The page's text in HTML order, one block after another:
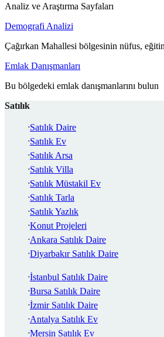
Analiz ve Araştırma Sayfaları
Demografi Analizi
Çağırkan Mahallesi bölgesinin nüfus,
Emlak Danışmanları
Bu bölgedeki emlak danışmanlarını bulun
Satılık
Satılık Daire
Satılık Ev
Satılık Arsa
Satılık Villa
Satılık Müstakil Ev
Satılık Tarla
Satılık Yazlık
Konut Projeleri
Ankara Satılık Daire
Diyarbakır Satılık Daire
İstanbul Satılık Daire
Bursa Satılık Daire
İzmir Satılık Daire
Antalya Satılık Ev
Mersin Satılık Ev